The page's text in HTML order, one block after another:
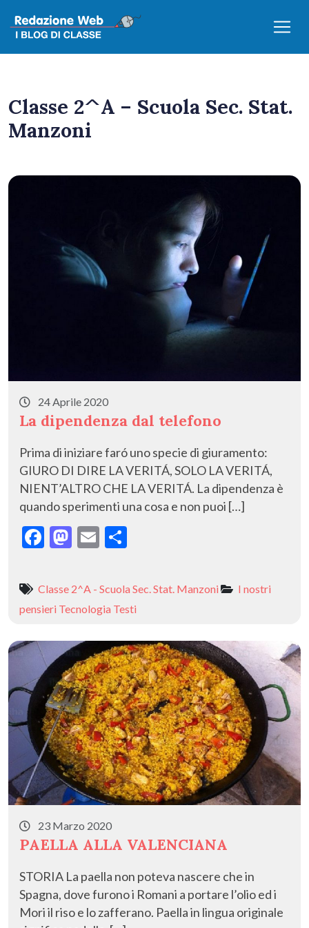
Classe 2^A – Scuola Sec. Stat.
Manzoni
24 Aprile 2020
La dipendenza dal telefono
Prima di iniziare faró uno specie di giuramento:
GIURO DI DIRE LA VERITÁ, SOLO LA VERITÁ,
NIENT’ALTRO CHE LA VERITÁ. La dipendenza è
quando sperimenti una cosa e non puoi […]
F
e
b
o
k
M
to
d
n
E
ai
l
n
di
di
Classe 2^A - Scuola Sec. Stat. Manzoni
I nostri
pensieri Tecnologia Testi
23 Marzo 2020
PAELLA ALLA VALENCIANA
STORIA La paella non poteva nascere che in
Spagna, dove furono i Romani a portare l’olio ed i
Mori il riso e lo zafferano. Paella in lingua originale